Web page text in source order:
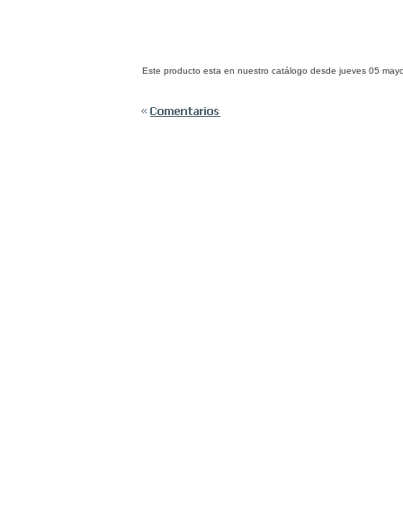
Este producto esta en nuestro catálogo desde jueves 05